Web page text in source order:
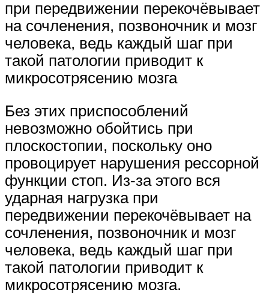
при передвижении перекочёвывает
на сочленения, позвоночник и мозг
человека, ведь каждый шаг при
такой патологии приводит к
микросотрясению мозга
Без этих приспособлений
невозможно обойтись при
плоскостопии, поскольку оно
провоцирует нарушения рессорной
функции стоп. Из-за этого вся
ударная нагрузка при
передвижении перекочёвывает на
сочленения, позвоночник и мозг
человека, ведь каждый шаг при
такой патологии приводит к
микросотрясению мозга.